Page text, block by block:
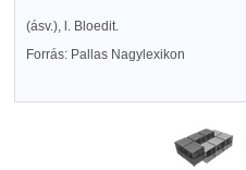
(ásv.), l. Bloedit.
Forrás: Pallas Nagylexikon